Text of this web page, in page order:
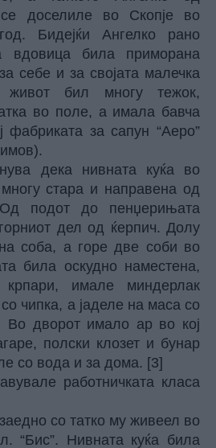
доселиле во Скопје во
Бидејќи Ангелко рано
вдовица била приморана
себе и за својата малечка
живот бил многу тежок,
во поле, а имала бавча
фабриката за сапун “Аеро”
дека нивната куќа во
стара и направена од
подот до пенџерињата
дел од ќерпич. Долу
соба, а горе две соби во
била оскудно наместена,
имале миндерлак
чипка, а јаделе на маса со
Во дворот имало ар во кој
полски клозет и бунар
со вода и за дома. [3]
работничката класа
со татко му живеел во
“Бис”. Нивната куќа била